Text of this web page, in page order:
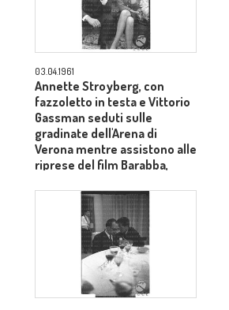
03.04.1961
Annette Stroyberg, con
fazzoletto in testa e Vittorio
Gassman seduti sulle
gradinate dell'Arena di
Verona mentre assistono alle
riprese del film Barabba,
Laurentiis - totale